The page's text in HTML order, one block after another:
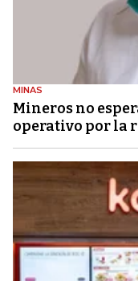
MINAS
Mineros no
operativo por la